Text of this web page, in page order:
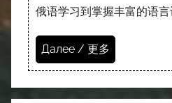
俄语学习到掌握丰富的语言
Далее / 更多